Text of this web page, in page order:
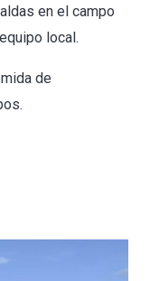
en el campo
local.
de